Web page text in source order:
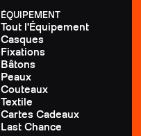
ÉQUIPEMENT
Tout l'Équipement
Casques
Fixations
Bâtons
Peaux
Couteaux
Textile
Cartes Cadeaux
Last Chance